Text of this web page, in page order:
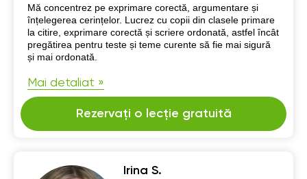
Despre mine
Mă concentrez pe exprimare corectă, argumentare și
înțelegerea cerințelor. Lucrez cu copii din clasele primare
la citire, exprimare corectă și scriere ordonată, astfel încât
pregătirea pentru teste și teme curente să fie mai sigură
și mai ordonată.
Mai detaliat »
Rezervați o lecție gratuită
Irina S.